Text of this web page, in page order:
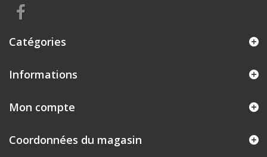
Catégories
Informations
Mon compte
Coordonnées du magasin